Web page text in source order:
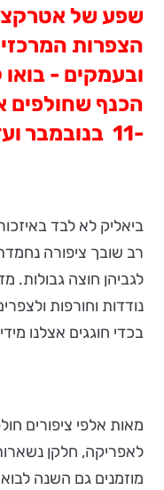
שפע של
הצפרות
ובעמקים -
הכנף שחולפים
-11 בנובמבר ועד 14 בדצמבר.
ביאליק לא לבד
רב שובך ציפורה
לגביהן חוצה גבולות.
נודדות וחורפות
בכדי חוגגים אצלנו
מאות אלפי ציפורים
לאפריקה, חלקן
מוזמנים גם השנה